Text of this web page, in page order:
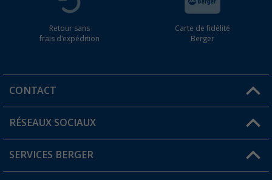
Retour sans
frais d'expédition
Carte de fidélité
Berger
CONTACT
Une question ?
Trouver une magasin
RÉSEAUX SOCIAUX
SERVICES BERGER